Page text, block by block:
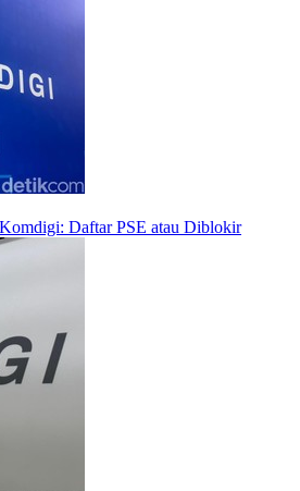
Daftar PSE atau Diblokir